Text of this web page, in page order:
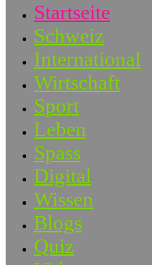
Startseite
Schweiz
International
Wirtschaft
Sport
Leben
Spass
Digital
Wissen
Blogs
Quiz